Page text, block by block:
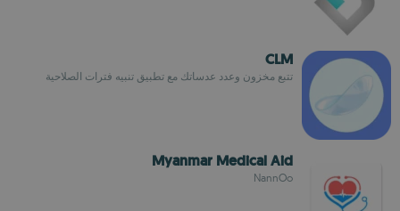
CLM
تتبع مخزون وعدد عدساتك مع تطبيق تنبيه فترات الصلاحية
Myanmar Medical Aid
NannOo